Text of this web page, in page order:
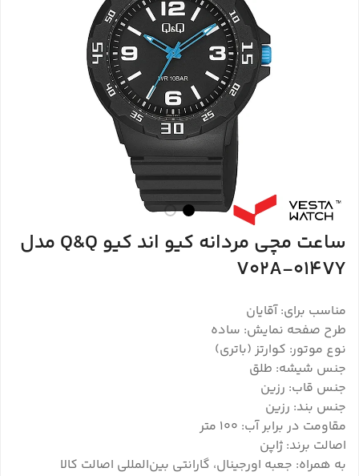
ساعت مچی مردانه کیو اند کیو Q&Q مدل
V02A-014VY
مناسب برای: آقایان
طرح صفحه نمایش: ساده
نوع موتور: کوارتز (باتری)
جنس شیشه: طلق
جنس قاب: رزین
جنس بند: رزین
مقاومت در برابر آب: 100 متر
اصالت برند: ژاپن
به همراه: جعبه اورجینال، گارانتی بین‌المللی اصالت کالا